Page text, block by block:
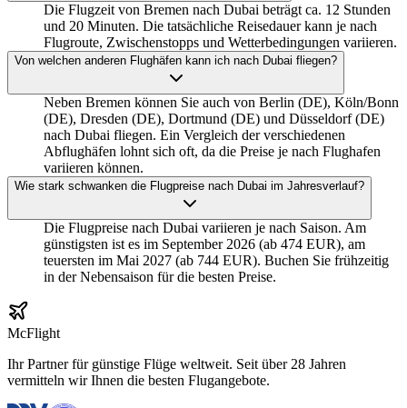
Die Flugzeit von Bremen nach Dubai beträgt ca. 12 Stunden
und 20 Minuten. Die tatsächliche Reisedauer kann je nach
Flugroute, Zwischenstopps und Wetterbedingungen variieren.
Von welchen anderen Flughäfen kann ich nach Dubai fliegen?
Neben Bremen können Sie auch von Berlin (DE), Köln/Bonn
(DE), Dresden (DE), Dortmund (DE) und Düsseldorf (DE)
nach Dubai fliegen. Ein Vergleich der verschiedenen
Abflughäfen lohnt sich oft, da die Preise je nach Flughafen
variieren können.
Wie stark schwanken die Flugpreise nach Dubai im Jahresverlauf?
Die Flugpreise nach Dubai variieren je nach Saison. Am
günstigsten ist es im September 2026 (ab 474 EUR), am
teuersten im Mai 2027 (ab 744 EUR). Buchen Sie frühzeitig
in der Nebensaison für die besten Preise.
McFlight
Ihr Partner für günstige Flüge weltweit. Seit über 28 Jahren
vermitteln wir Ihnen die besten Flugangebote.